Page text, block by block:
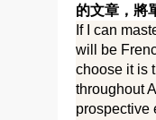
的文章，將
If I can
will be
choose it is
throughout
prospective